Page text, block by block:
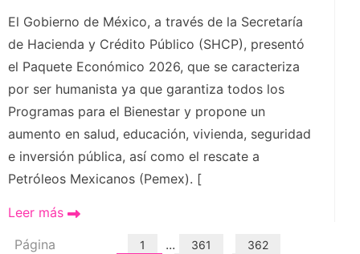
El Gobierno de México, a través de la Secretaría
de Hacienda y Crédito Público (SHCP), presentó
el Paquete Económico 2026, que se caracteriza
por ser humanista ya que garantiza todos los
Programas para el Bienestar y propone un
aumento en salud, educación, vivienda, seguridad
e inversión pública, así como el rescate a
Petróleos Mexicanos (Pemex). [
Leer más
Página
1 ... 361
362